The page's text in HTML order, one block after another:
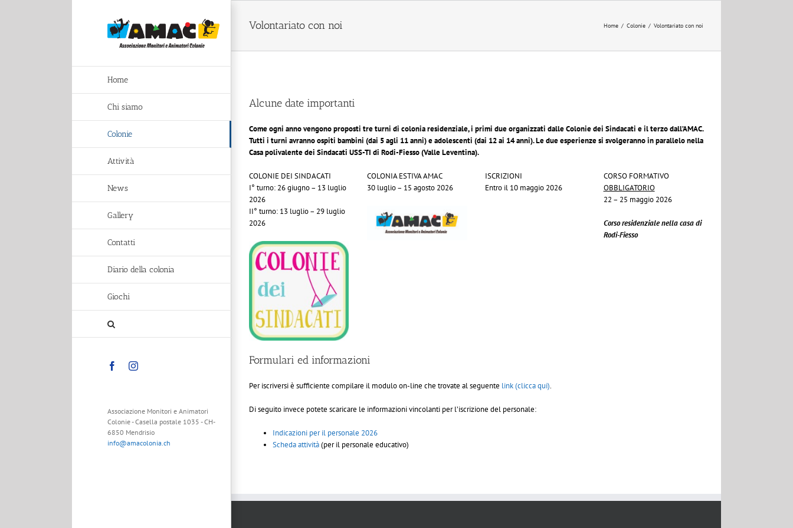
Home
Chi siamo
Colonie
Attività
News
Gallery
Contatti
Diario della colonia
Giochi
FacebookInstagram
Associazione Monitori e Animatori
Colonie - Casella postale 1035 - CH-
6850 Mendrisio
info@amacolonia.ch
Volontariato con noi Home / Colonie / Volontariato con noi
Alcune date importanti
Come ogni anno vengono proposti tre turni di colonia residenziale, i primi due organizzati dalle Colonie dei Sindacati e il terzo dall’AMAC.
Tutti i turni avranno ospiti bambini (dai 5 agli 11 anni) e adolescenti (dai 12 ai 14 anni). Le due esperienze si svolgeranno in parallelo nella
Casa polivalente dei Sindacati USS-TI di Rodi-Fiesso (Valle Leventina).
COLONIE DEI SINDACATI
I° turno: 26 giugno – 13 luglio
2026
II° turno: 13 luglio – 29 luglio
2026
COLONIA ESTIVA AMAC
30 luglio – 15 agosto 2026
ISCRIZIONI
Entro il 10 maggio 2026
CORSO FORMATIVO
OBBLIGATORIO
22 – 25 maggio 2026
Corso residenziale nella casa di
Rodi-Fiesso
Formulari ed informazioni
Per iscriversi è sufficiente compilare il modulo on-line che trovate al seguente link (clicca qui).
Di seguito invece potete scaricare le informazioni vincolanti per l’iscrizione del personale:
Indicazioni per il personale 2026
Scheda attività(per il personale educativo)